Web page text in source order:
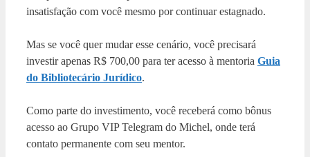
insatisfação com você mesmo por continuar estagnado.
Mas se você quer mudar esse cenário, você precisará
investir apenas R$ 700,00 para ter acesso à mentoria Guia
do Bibliotecário Jurídico.
Como parte do investimento, você receberá como bônus
acesso ao Grupo VIP Telegram do Michel, onde terá
contato permanente com seu mentor.